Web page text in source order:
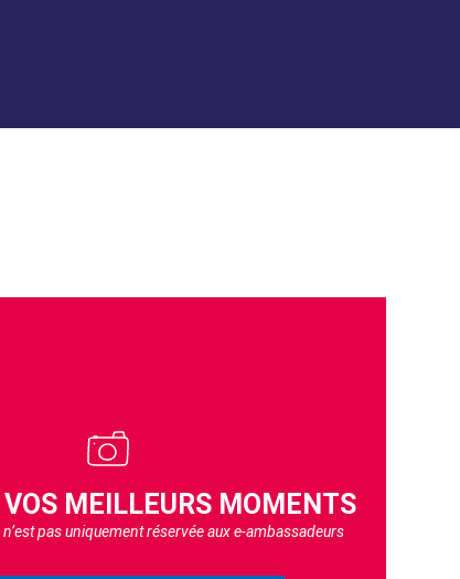
VOS MEILLEURS MOMENTS
pas uniquement réservée aux e-ambassadeurs